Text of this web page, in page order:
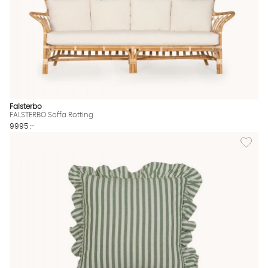
Falsterbo
FALSTERBO Soffa Rotting
9995 :-
Lägg